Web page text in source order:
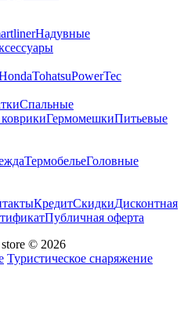
Надувные
TohatsuPowerTec
Спальные
ГермомешкиПитьевые
ТермобельеГоловные
КредитСкидкиДисконтная
Публичная оферта
© 2026
Туристическое снаряжение